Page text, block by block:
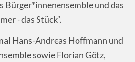
Bürger*innenensemble und das
- das Stück“.
Hans-Andreas Hoffmann und
sowie Florian Götz,